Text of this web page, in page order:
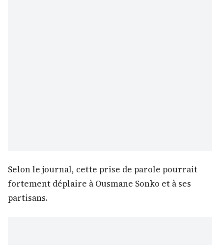
Selon le journal, cette prise de parole pourrait
fortement déplaire à Ousmane Sonko et à ses
partisans.